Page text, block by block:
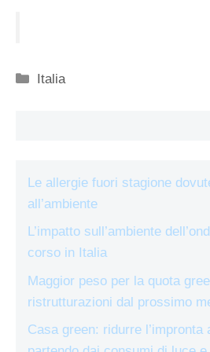
Categorie
Italia
Le allergie fuori stagione
all’ambiente
L’impatto sull’ambiente
corso in Italia
Maggior peso per la quota
ristrutturazioni dal prossimo
Casa green: ridurre l’impronta